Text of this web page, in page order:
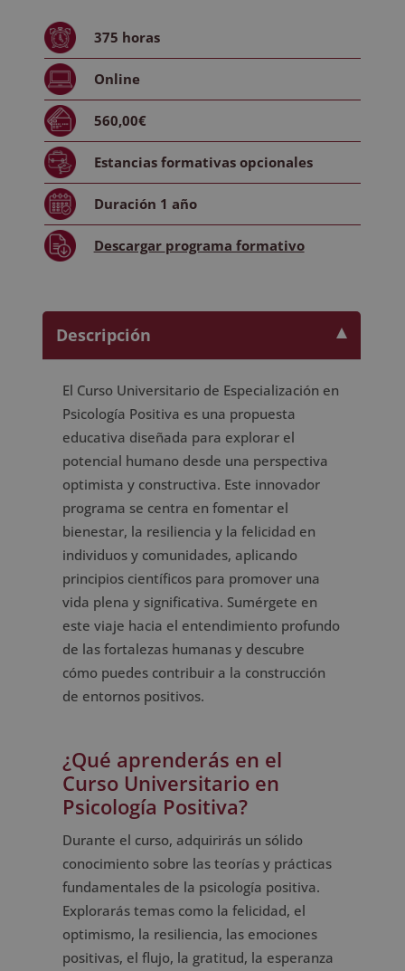
Positiva
(Certificado
de
Gasteiz,
ECTS)
375 horas
Online
560,00€
Estancias formativasopcionales
Duración 1 año
Descargar programa formativo
Descripción
El Curso Universitario de Especialización en
Psicología Positiva es una propuesta
educativa diseñada para explorar el
potencial humano desde una perspectiva
optimista y constructiva. Este innovador
programa se centra en fomentar el
bienestar, la resiliencia y la felicidad en
individuos y comunidades, aplicando
principios científicos para promover una
vida plena y significativa. Sumérgete en
este viaje hacia el entendimiento profundo
de las fortalezas humanas y descubre
cómo puedes contribuir a la construcción
de entornos positivos.
¿Qué aprenderás en el
Curso Universitario en
Psicología Positiva?
Durante el curso, adquirirás un sólido
conocimiento sobre las teorías y prácticas
fundamentales de la psicología positiva.
Explorarás temas como la felicidad, el
optimismo, la resiliencia, las emociones
positivas, el flujo, la gratitud, la esperanza